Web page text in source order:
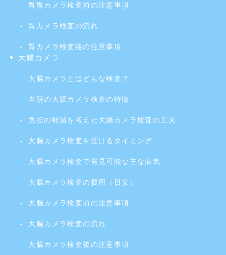
胃胃カメラ検査前の注意事項
胃カメラ検査の流れ
胃カメラ検査後の注意事項
大腸カメラ
大腸カメラとはどんな検査？
当院の大腸カメラ検査の特徴
負担の軽減を考えた大腸カメラ検査の工夫
大腸カメラ検査を受けるタイミング
大腸カメラ検査で発見可能な主な病気
大腸カメラ検査の費用（目安）
大腸カメラ検査前の注意事項
大腸カメラ検査の流れ
大腸カメラ検査後の注意事項